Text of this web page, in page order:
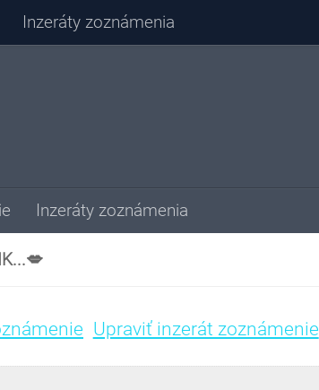
Inzeráty zoznámenia
Inzeráty zoznámenia
Upraviť inzerát zoznámenie